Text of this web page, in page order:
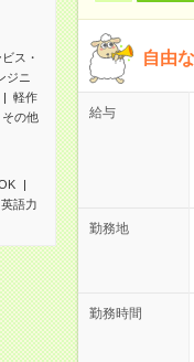
ス・
ジニ
軽作
の他
英語力
自由
給与
勤務地
勤務時間